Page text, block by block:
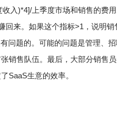
入)*4]/上季度市场和销售的费用
回来。 如果这个指标>1，说明销
问题的。可能的问题是管理、
销售队伍。最后，大部分销售
SaaS生意的效率。